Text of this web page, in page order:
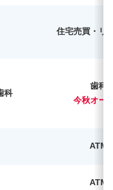
住宅売買・リ
科
歯科
今秋オー
ATM
ATM